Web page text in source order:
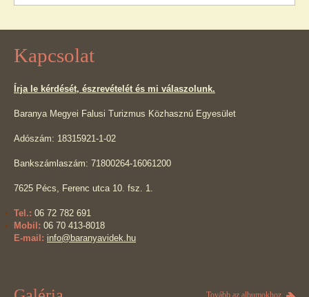
Kapcsolat
Írja le kérdését, észrevételét és mi válaszolunk.
Baranya Megyei Falusi Turizmus Közhasznú Egyesület
Adószám: 18315921-1-02
Bankszámlaszám: 71800264-16061200
7625 Pécs, Ferenc utca 10. fsz. 1.
Tel.: 06 72 782 691
Mobil: 06 70 413-8018
E-mail: info@baranyavidek.hu
Tovább az albumokhoz